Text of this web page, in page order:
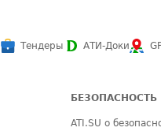
Тендеры АТИ-Доки
БЕЗОПАСНОСТЬ
ATI.SU о